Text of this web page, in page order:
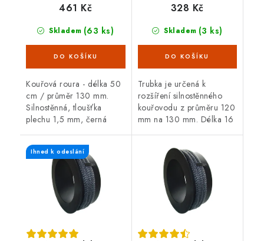
Skladem (63 ks)
461 Kč
Kouřová roura - délka 50
cm / průměr 130 mm.
Silnostěnná, tloušťka
plechu 1,5 mm, černá
určená pro spojení mezi
spalinovým hrdlem
krbových kamen/sporáku...
Skladem (3 ks)
328 Kč
Trubka je určená k
rozšíření silnostěnného
kouřovodu z průměru 120
mm na 130 mm. Délka 16
Ihned k odeslání